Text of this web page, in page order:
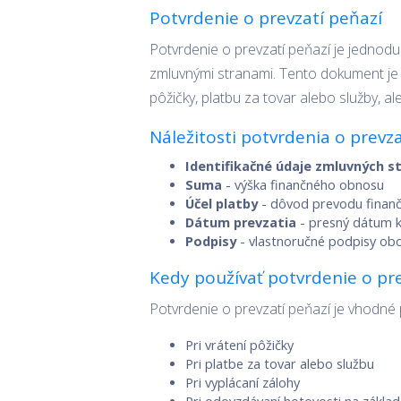
Potvrdenie o prevzatí peňazí
Potvrdenie o prevzatí peňazí je
zmluvnými stranami. Tento dokument
pôžičky, platbu za tovar alebo služby,
Náležitosti potvrdenia o
Identifikačné údaje zmluvných
Suma - výška finančného obnosu
Účel platby- dôvod prevodu
Dátum prevzatia - presný dátum
Podpisy- vlastnoručné podpisy
Kedy používať potvrdenie o
Potvrdenie o prevzatí peňazí je
Pri vrátení pôžičky
Pri platbe za tovar alebo službu
Pri vyplácaní zálohy